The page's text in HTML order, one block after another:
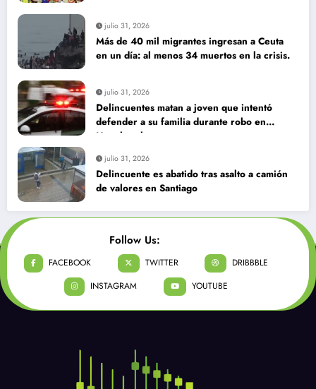
julio 31, 2026
Más de 40 mil migrantes ingresan a Ceuta
en un día: al menos 34 muertos en la crisis.
julio 31, 2026
Delincuentes matan a joven que intentó
defender a su familia durante robo en
Huechuraba
julio 31, 2026
Delincuente es abatido tras asalto a camión
de valores en Santiago
Follow Us:
FACEBOOK TWITTER
DRIBBBLE
INSTAGRAM
YOUTUBE